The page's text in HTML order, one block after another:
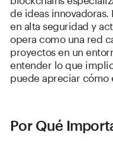
de ideas
en alta seguridad y
opera como una red
proyectos en un
entender lo que
puede apreciar cómo
Por Qué